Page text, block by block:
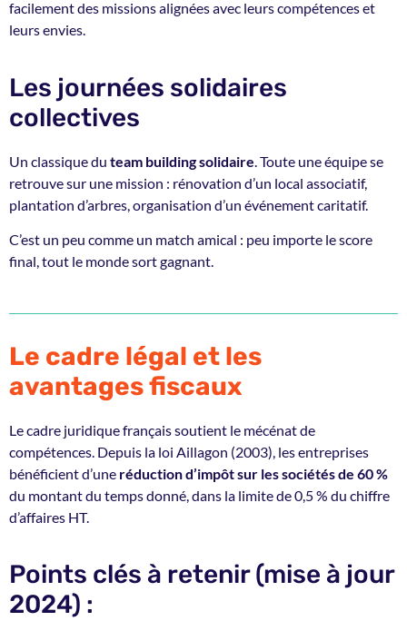
facilement des missions alignées avec leurs compétences et
leurs envies.
Les journées solidaires
collectives
Un classique du team building solidaire. Toute une équipe se
retrouve sur une mission : rénovation d’un local associatif,
plantation d’arbres, organisation d’un événement caritatif.
C’est un peu comme un match amical : peu importe le score
final, tout le monde sort gagnant.
Le cadre légal et les
avantages fiscaux
Le cadre juridique français soutient le mécénat de
compétences. Depuis la loi Aillagon (2003), les entreprises
bénéficient d’une réduction d’impôt sur les sociétés de 60 %
du montant du temps donné, dans la limite de 0,5 % du chiffre
d’affaires HT.
Points clés à retenir (mise à jour
2024) :